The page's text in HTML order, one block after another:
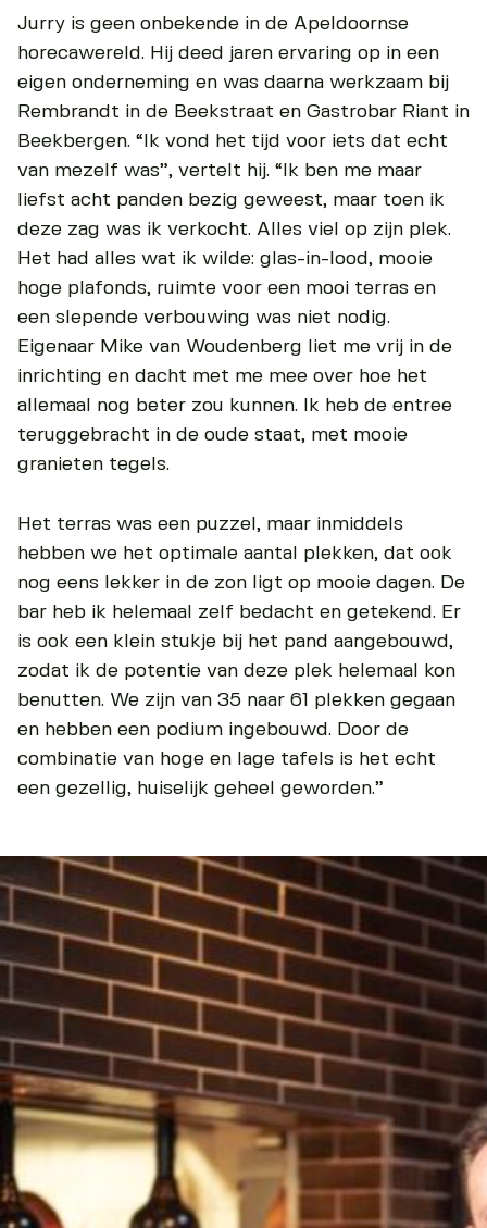
Jurry is geen onbekende in de Apeldoornse
horecawereld. Hij deed jaren ervaring op in een
eigen onderneming en was daarna werkzaam bij
Rembrandt in de Beekstraat en Gastrobar Riant in
Beekbergen. “Ik vond het tijd voor iets dat echt
van mezelf was”, vertelt hij. “Ik ben me maar
liefst acht panden bezig geweest, maar toen ik
deze zag was ik verkocht. Alles viel op zijn plek.
Het had alles wat ik wilde: glas-in-lood, mooie
hoge plafonds, ruimte voor een mooi terras en
een slepende verbouwing was niet nodig.
Eigenaar Mike van Woudenberg liet me vrij in de
inrichting en dacht met me mee over hoe het
allemaal nog beter zou kunnen. Ik heb de entree
teruggebracht in de oude staat, met mooie
granieten tegels.
Het terras was een puzzel, maar inmiddels
hebben we het optimale aantal plekken, dat ook
nog eens lekker in de zon ligt op mooie dagen. De
bar heb ik helemaal zelf bedacht en getekend. Er
is ook een klein stukje bij het pand aangebouwd,
zodat ik de potentie van deze plek helemaal kon
benutten. We zijn van 35 naar 61 plekken gegaan
en hebben een podium ingebouwd. Door de
combinatie van hoge en lage tafels is het echt
een gezellig, huiselijk geheel geworden.”